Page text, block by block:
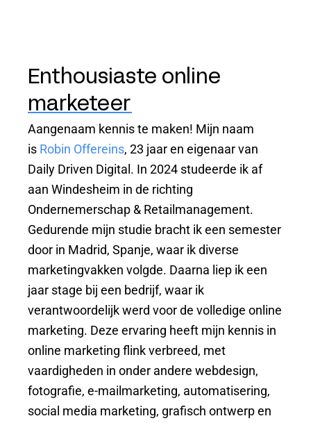
Enthousiaste online
marketeer
Aangenaam kennis te maken! Mijn naam
is Robin Offereins, 23 jaar en eigenaar van
Daily Driven Digital. In 2024 studeerde ik af
aan Windesheim in de richting
Ondernemerschap & Retailmanagement.
Gedurende mijn studie bracht ik een semester
door in Madrid, Spanje, waar ik diverse
marketingvakken volgde. Daarna liep ik een
jaar stage bij een bedrijf, waar ik
verantwoordelijk werd voor de volledige online
marketing. Deze ervaring heeft mijn kennis in
online marketing flink verbreed, met
vaardigheden in onder andere webdesign,
fotografie, e-mailmarketing, automatisering,
social media marketing, grafisch ontwerp en